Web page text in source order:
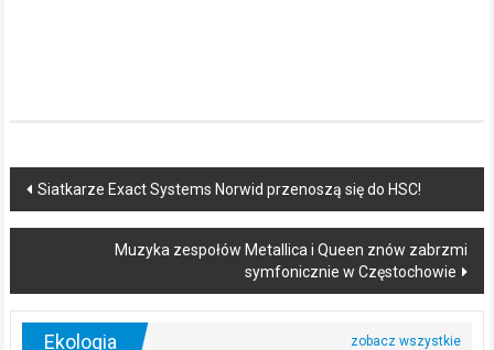
Post
navigation
Siatkarze Exact Systems Norwid przenoszą się do HSC!
Muzyka zespołów Metallica i Queen znów zabrzmi
symfonicznie w Częstochowie
Ekologia